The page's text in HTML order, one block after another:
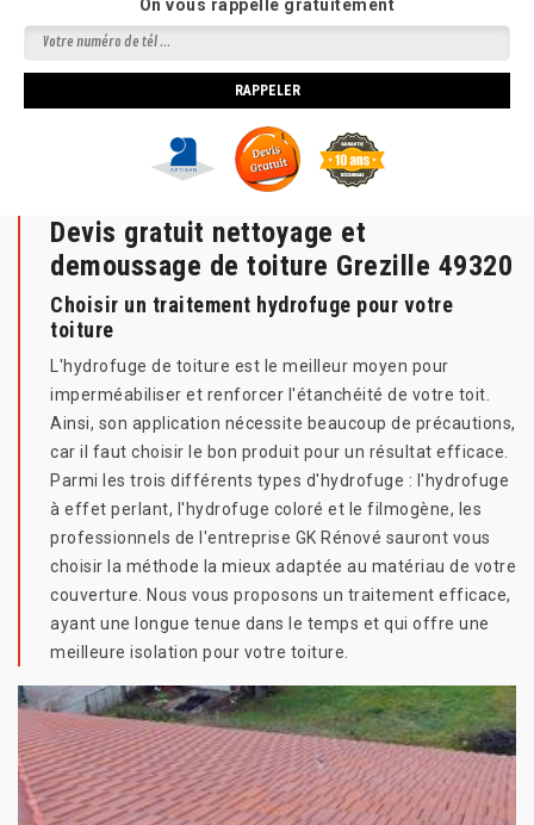
On vous rappelle gratuitement
Devis gratuit nettoyage et
demoussage de toiture Grezille 49320
Choisir un traitement hydrofuge pour votre
toiture
L'hydrofuge de toiture est le meilleur moyen pour
imperméabiliser et renforcer l'étanchéité de votre toit.
Ainsi, son application nécessite beaucoup de précautions,
car il faut choisir le bon produit pour un résultat efficace.
Parmi les trois différents types d'hydrofuge : l'hydrofuge
à effet perlant, l'hydrofuge coloré et le filmogène, les
professionnels de l'entreprise GK Rénové sauront vous
choisir la méthode la mieux adaptée au matériau de votre
couverture. Nous vous proposons un traitement efficace,
ayant une longue tenue dans le temps et qui offre une
meilleure isolation pour votre toiture.